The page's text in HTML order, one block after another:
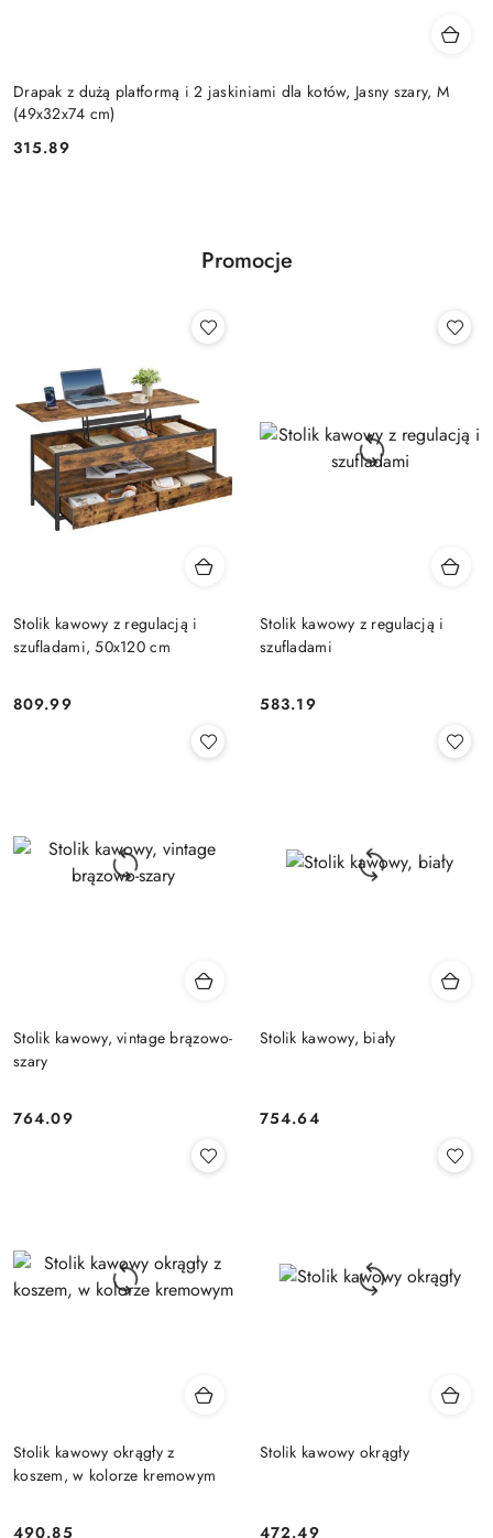
Drapak z dużą platformą i 2 jaskiniami dla kotów, Jasny szary, M
(49x32x74 cm)
Cena:
315.89
Promocje
Stolik kawowy z regulacją i
szufladami, 50x120 cm
Cena:
809.99
Stolik kawowy z regulacją i
szufladami
Cena:
583.19
Stolik kawowy, vintage brązowo-
szary
Cena:
764.09
Stolik kawowy, biały
Cena:
754.64
Stolik kawowy okrągły z
koszem, w kolorze kremowym
490.85
Stolik kawowy okrągły
472.49